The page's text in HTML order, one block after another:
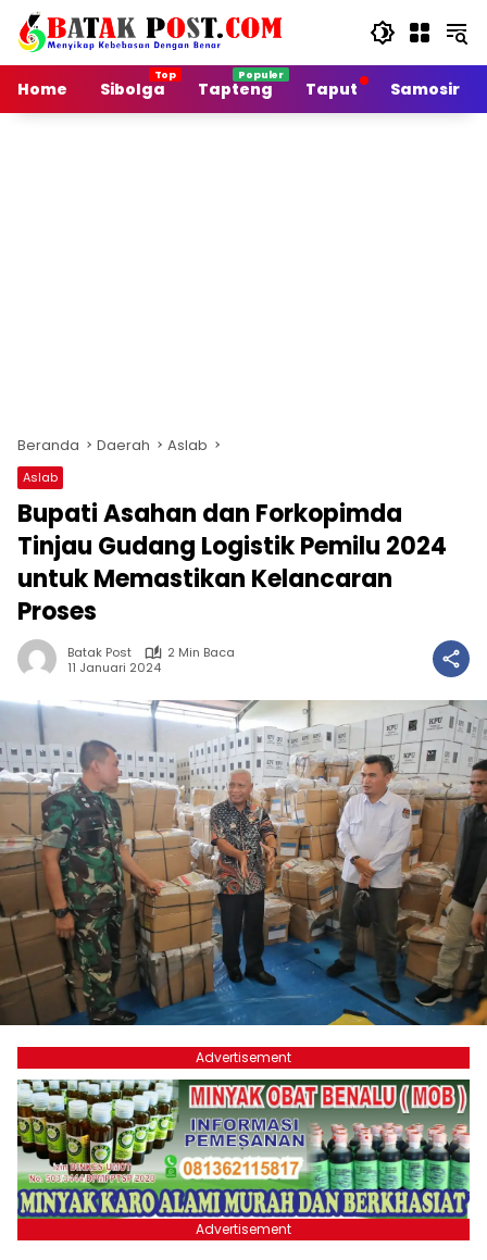
Langsung
konten
Home
Sibolga Tapteng Taput Samosir
Beranda Daerah Aslab
Aslab
Bupati Asahan dan Forkopimda
Tinjau Gudang Logistik Pemilu 2024
untuk Memastikan Kelancaran
Proses
Batak Post
2 Min Baca
11 Januari 2024
Advertisement
Advertisement